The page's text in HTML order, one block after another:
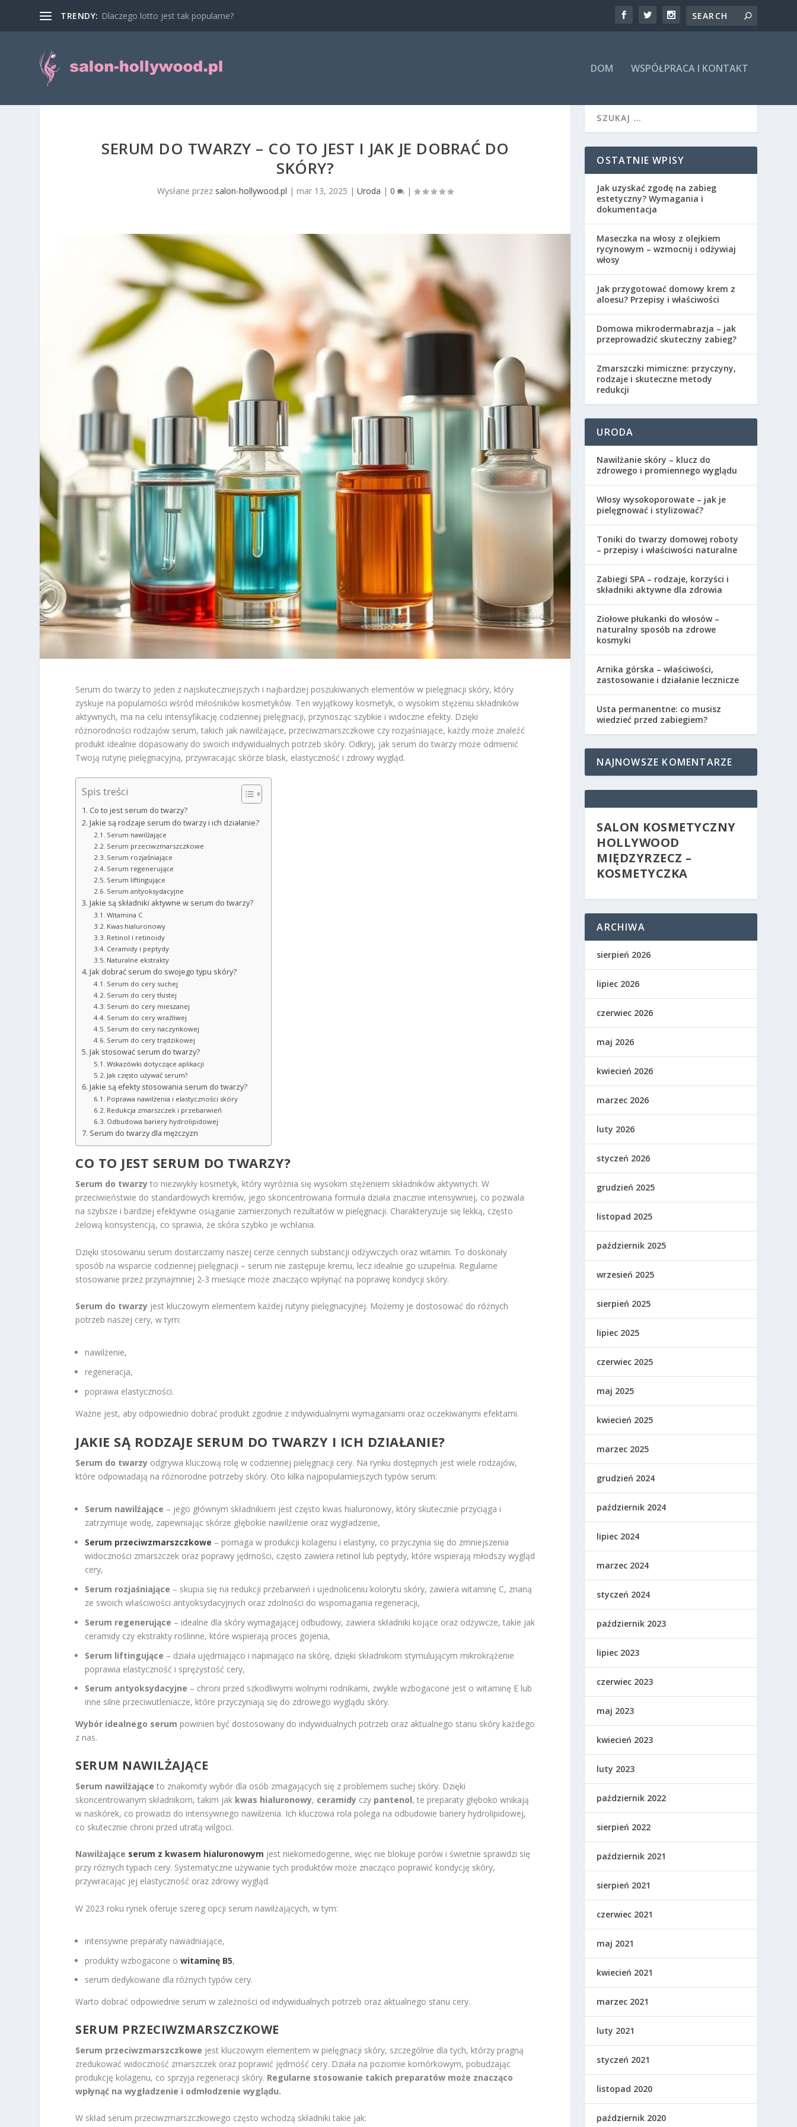
TRENDY: Dlaczego lotto jest tak popularne?
DOM WSPÓŁPRACA I KONTAKT
SERUM DO TWARZY – CO TO JEST I JAK JE DOBRAĆ DO
SKÓRY?
Wysłane przez salon-hollywood.pl | mar 13, 2025 |Uroda |0 |
Serum do twarzy to jeden z najskuteczniejszych i najbardziej poszukiwanych elementów w pielęgnacji skóry, który
zyskuje na popularności wśród miłośników kosmetyków. Ten wyjątkowy kosmetyk, o wysokim stężeniu składników
aktywnych, ma na celu intensyfikację codziennej pielęgnacji, przynosząc szybkie i widoczne efekty. Dzięki
różnorodności rodzajów serum, takich jak nawilżające, przeciwzmarszczkowe czy rozjaśniające, każdy może znaleźć
produkt idealnie dopasowany do swoich indywidualnych potrzeb skóry. Odkryj, jak serum do twarzy może odmienić
Twoją rutynę pielęgnacyjną, przywracając skórze blask, elastyczność i zdrowy wygląd.
Spis treści
Co to jest serum do twarzy?
Jakie są rodzaje serum do twarzy i ich działanie?
Serum nawilżające
Serum przeciwzmarszczkowe
Serum rozjaśniające
Serum regenerujące
Serum liftingujące
Serum antyoksydacyjne
Jakie są składniki aktywne w serum do twarzy?
Witamina C
Kwas hialuronowy
Retinol i retinoidy
Ceramidy i peptydy
Naturalne ekstrakty
Jak dobrać serum do swojego typu skóry?
Serum do cery suchej
Serum do cery tłustej
Serum do cery mieszanej
Serum do cery wrażliwej
Serum do cery naczynkowej
Serum do cery trądzikowej
Jak stosować serum do twarzy?
Wskazówki dotyczące aplikacji
Jak często używać serum?
Jakie są efekty stosowania serum do twarzy?
Poprawa nawilżenia i elastyczności skóry
Redukcja zmarszczek i przebarwień
Odbudowa bariery hydrolipidowej
Serum do twarzy dla mężczyzn
CO TO JEST SERUM DO TWARZY?
Serum do twarzy to niezwykły kosmetyk, który wyróżnia się wysokim stężeniem składników aktywnych. W
przeciwieństwie do standardowych kremów, jego skoncentrowana formuła działa znacznie intensywniej, co pozwala
na szybsze i bardziej efektywne osiąganie zamierzonych rezultatów w pielęgnacji. Charakteryzuje się lekką, często
żelową konsystencją, co sprawia, że skóra szybko je wchłania.
Dzięki stosowaniu serum dostarczamy naszej cerze cennych substancji odżywczych oraz witamin. To doskonały
sposób na wsparcie codziennej pielęgnacji – serum nie zastępuje kremu, lecz idealnie go uzupełnia. Regularne
stosowanie przez przynajmniej 2-3 miesiące może znacząco wpłynąć na poprawę kondycji skóry.
Serum do twarzy jest kluczowym elementem każdej rutyny pielęgnacyjnej. Możemy je dostosować do różnych
potrzeb naszej cery, w tym:
nawilżenie,
regeneracja,
poprawa elastyczności.
Ważne jest, aby odpowiednio dobrać produkt zgodnie z indywidualnymi wymaganiami oraz oczekiwanymi efektami.
JAKIE SĄ RODZAJE SERUM DO TWARZY I ICH DZIAŁANIE?
Serum do twarzy odgrywa kluczową rolę w codziennej pielęgnacji cery. Na rynku dostępnych jest wiele rodzajów,
które odpowiadają na różnorodne potrzeby skóry. Oto kilka najpopularniejszych typów serum:
Serum nawilżające – jego głównym składnikiem jest często kwas hialuronowy, który skutecznie przyciąga i
zatrzymuje wodę, zapewniając skórze głębokie nawilżenie oraz wygładzenie,
Serum przeciwzmarszczkowe – pomaga w produkcji kolagenu i elastyny, co przyczynia się do zmniejszenia
widoczności zmarszczek oraz poprawy jędrności, często zawiera retinol lub peptydy, które wspierają młodszy wygląd
cery,
Serum rozjaśniające – skupia się na redukcji przebarwień i ujednoliceniu kolorytu skóry, zawiera witaminę C, znaną
ze swoich właściwości antyoksydacyjnych oraz zdolności do wspomagania regeneracji,
Serum regenerujące – idealne dla skóry wymagającej odbudowy, zawiera składniki kojące oraz odżywcze, takie jak
ceramidy czy ekstrakty roślinne, które wspierają proces gojenia,
Serum liftingujące – działa ujędrniająco i napinająco na skórę, dzięki składnikom stymulującym mikrokrążenie
poprawia elastyczność i sprężystość cery,
Serum antyoksydacyjne – chroni przed szkodliwymi wolnymi rodnikami, zwykle wzbogacone jest o witaminę E lub
inne silne przeciwutleniacze, które przyczyniają się do zdrowego wyglądu skóry.
Wybór idealnego serum powinien być dostosowany do indywidualnych potrzeb oraz aktualnego stanu skóry każdego
z nas.
SERUM NAWILŻAJĄCE
Serum nawilżające to znakomity wybór dla osób zmagających się z problemem suchej skóry. Dzięki
skoncentrowanym składnikom, takim jak kwas hialuronowy, ceramidy czy pantenol, te preparaty głęboko wnikają
w naskórek, co prowadzi do intensywnego nawilżenia. Ich kluczowa rola polega na odbudowie bariery hydrolipidowej,
co skutecznie chroni przed utratą wilgoci.
Nawilżające serum z kwasem hialuronowym jest niekomedogenne, więc nie blokuje porów i świetnie sprawdzi się
przy różnych typach cery. Systematyczne używanie tych produktów może znacząco poprawić kondycję skóry,
przywracając jej elastyczność oraz zdrowy wygląd.
W 2023 roku rynek oferuje szereg opcji serum nawilżających, w tym:
intensywne preparaty nawadniające,
produkty wzbogacone owitaminę B5,
serum dedykowane dla różnych typów cery.
Warto dobrać odpowiednie serum w zależności od indywidualnych potrzeb oraz aktualnego stanu cery.
SERUM PRZECIWZMARSZCZKOWE
Serum przeciwzmarszczkowe jest kluczowym elementem w pielęgnacji skóry, szczególnie dla tych, którzy pragną
zredukować widoczność zmarszczek oraz poprawić jędrność cery. Działa na poziomie komórkowym, pobudzając
produkcję kolagenu, co sprzyja regeneracji skóry. Regularne stosowanie takich preparatów może znacząco
wpłynąć na wygładzenie i odmłodzenie wyglądu.
W skład serum przeciwzmarszczkowego często wchodzą składniki takie jak:
OSTATNIE WPISY
Jak uzyskać zgodę na zabieg
estetyczny? Wymagania i
dokumentacja
Maseczka na włosy z olejkiem
rycynowym – wzmocnij i odżywiaj
włosy
Jak przygotować domowy krem z
aloesu? Przepisy i właściwości
Domowa mikrodermabrazja – jak
przeprowadzić skuteczny zabieg?
Zmarszczki mimiczne: przyczyny,
rodzaje i skuteczne metody
redukcji
URODA
Nawilżanie skóry – klucz do
zdrowego i promiennego wyglądu
Włosy wysokoporowate – jak je
pielęgnować i stylizować?
Toniki do twarzy domowej roboty
– przepisy i właściwości naturalne
Zabiegi SPA – rodzaje, korzyści i
składniki aktywne dla zdrowia
Ziołowe płukanki do włosów –
naturalny sposób na zdrowe
kosmyki
Arnika górska – właściwości,
zastosowanie i działanie lecznicze
Usta permanentne: co musisz
wiedzieć przed zabiegiem?
NAJNOWSZE KOMENTARZE
SALON KOSMETYCZNY
HOLLYWOOD
MIĘDZYRZECZ –
KOSMETYCZKA
ARCHIWA
sierpień 2026
lipiec 2026
czerwiec 2026
maj 2026
kwiecień 2026
marzec 2026
luty 2026
styczeń 2026
grudzień 2025
listopad 2025
październik 2025
wrzesień 2025
sierpień 2025
lipiec 2025
czerwiec 2025
maj 2025
kwiecień 2025
marzec 2025
grudzień 2024
październik 2024
lipiec 2024
marzec 2024
styczeń 2024
październik 2023
lipiec 2023
czerwiec 2023
maj 2023
kwiecień 2023
luty 2023
październik 2022
sierpień 2022
październik 2021
sierpień 2021
czerwiec 2021
maj 2021
kwiecień 2021
marzec 2021
luty 2021
styczeń 2021
listopad 2020
październik 2020